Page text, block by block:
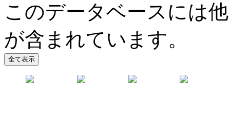
このデータベースには
が含まれています。